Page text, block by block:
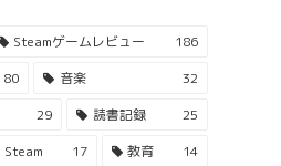
Steamゲームレビュー
186
80 音楽
32
29 読書記録
25
Steam 17 教育 14